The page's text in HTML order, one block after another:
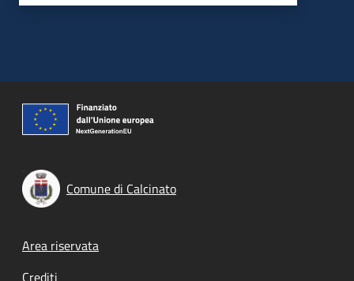
Comune di Calcinato
Footer menu
Area riservata
Crediti